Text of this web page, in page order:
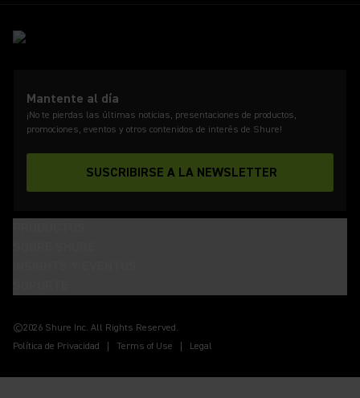
Mantente al día
¡No te pierdas las últimas noticias, presentaciones de productos,
promociones, eventos y otros contenidos de interés de Shure!
SUSCRIBIRSE A LA NEWSLETTER
©2026 Shure Inc. All Rights Reserved.
Política de Privacidad
Terms of Use Legal